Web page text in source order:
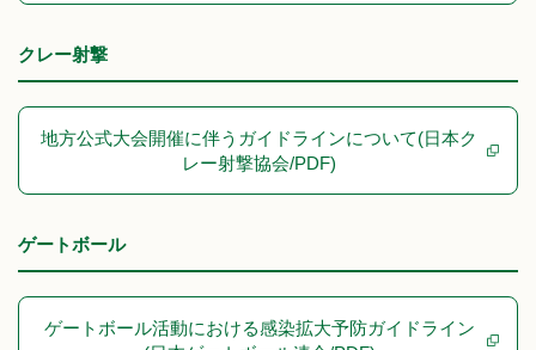
クレー射撃
地方公式大会開催に伴うガイドラインについて(日本ク
レー射撃協会/PDF)
ゲートボール
ゲートボール活動における感染拡大予防ガイドライン